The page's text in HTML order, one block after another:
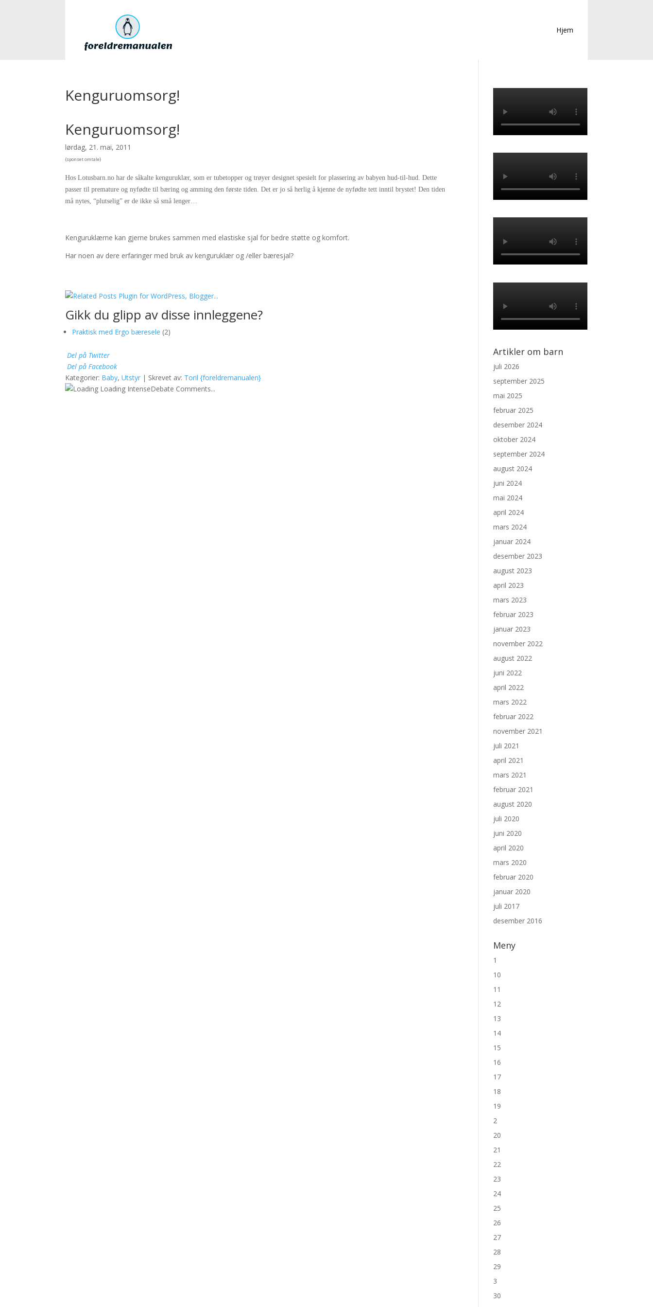
Hjem
Kenguruomsorg!
Kenguruomsorg!
lørdag, 21. mai, 2011
{sponset omtale}
Hos Lotusbarn.no har de såkalte kenguruklær, som ertubetopper og trøyer designet spesielt for plassering av babyen hud-til-hud. Dette
passer til premature og nyfødte til bæring og amming den første tiden. Det er jo så herlig å kjenne de nyfødte tett inntil brystet! Den tiden
må nytes, “plutselig” er de ikke så små lenger…
Kenguruklærne kan gjerne brukes sammen med elastiske sjal for bedre støtte og komfort.
Har noen av dere erfaringer med bruk av kenguruklær og /eller bæresjal?
Gikk du glipp av disse innleggene?
Praktisk med Ergo bæresele (2)
Del på Twitter
Del på Facebook
Kategorier: Baby,Utstyr | Skrevet av: Toril {foreldremanualen}
Loading IntenseDebate Comments...
Artikler om barn
juli 2026
september 2025
mai 2025
februar 2025
desember 2024
oktober 2024
september 2024
august 2024
juni 2024
mai 2024
april 2024
mars 2024
januar 2024
desember 2023
august 2023
april 2023
mars 2023
februar 2023
januar 2023
november 2022
august 2022
juni 2022
april 2022
mars 2022
februar 2022
november 2021
juli 2021
april 2021
mars 2021
februar 2021
august 2020
juli 2020
juni 2020
april 2020
mars 2020
februar 2020
januar 2020
juli 2017
desember 2016
Meny
1
10
11
12
13
14
15
16
17
18
19
2
20
21
22
23
24
25
26
27
28
29
3
30